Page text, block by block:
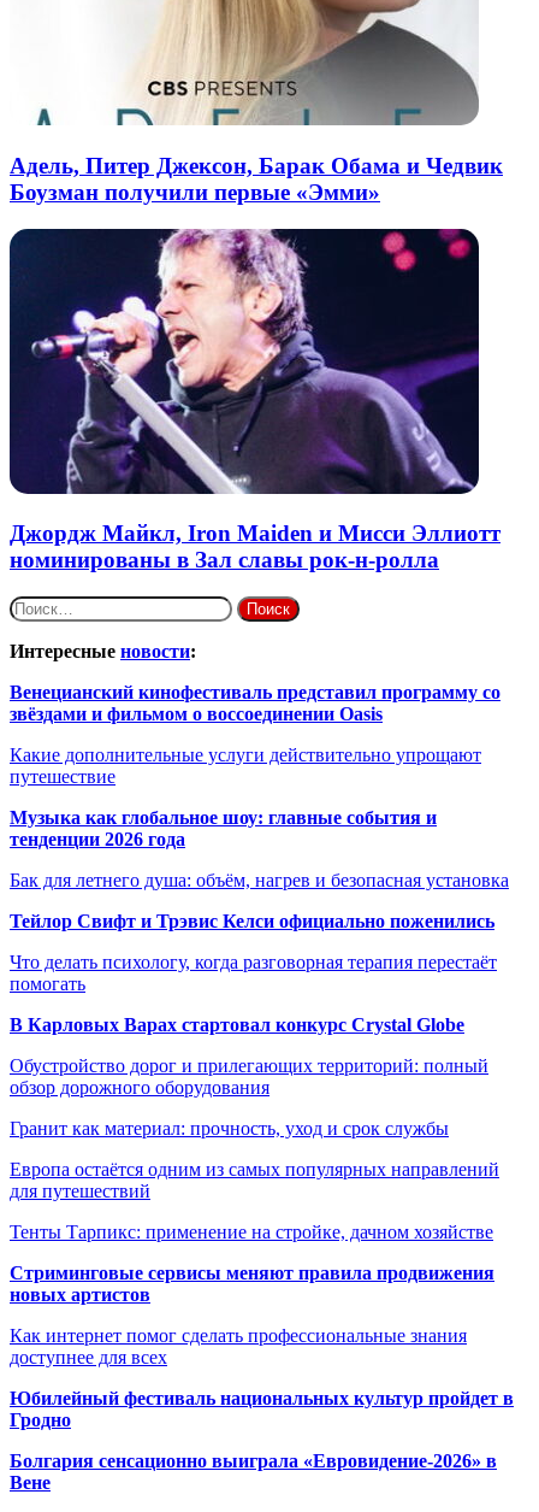
Адель, Питер Джексон, Барак Обама и Чедвик
Боузман получили первые «Эмми»
Джордж Майкл, Iron Maiden и Мисси Эллиотт
номинированы в Зал славы рок-н-ролла
Найти:
Интересные новости:
Венецианский кинофестиваль представил программу со
звёздами и фильмом о воссоединении Oasis
Какие дополнительные услуги действительно упрощают
путешествие
Музыка как глобальное шоу: главные события и
тенденции 2026 года
Бак для летнего душа: объём, нагрев и безопасная установка
Тейлор Свифт и Трэвис Келси официально поженились
Что делать психологу, когда разговорная терапия перестаёт
помогать
В Карловых Варах стартовал конкурс Crystal Globe
Обустройство дорог и прилегающих территорий: полный
обзор дорожного оборудования
Гранит как материал: прочность, уход и срок службы
Европа остаётся одним из самых популярных направлений
для путешествий
Тенты Тарпикс: применение на стройке, дачном хозяйстве
Стриминговые сервисы меняют правила продвижения
новых артистов
Как интернет помог сделать профессиональные знания
доступнее для всех
Юбилейный фестиваль национальных культур пройдет в
Гродно
Болгария сенсационно выиграла «Евровидение-2026» в
Вене